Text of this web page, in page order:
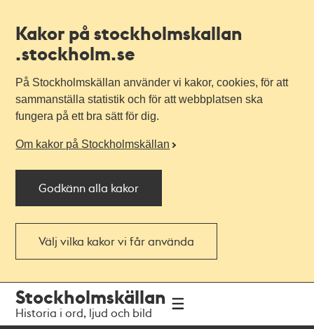
Kakor på stockholmskallan
.stockholm.se
På Stockholmskällan använder vi kakor, cookies, för att
sammanställa statistik och för att webbplatsen ska
fungera på ett bra sätt för dig.
Om kakor på Stockholmskällan
Godkänn alla kakor
Välj vilka kakor vi får använda
navigationen
huvudinnehållet
Stockholmskällan
Historia i ord, ljud och bild